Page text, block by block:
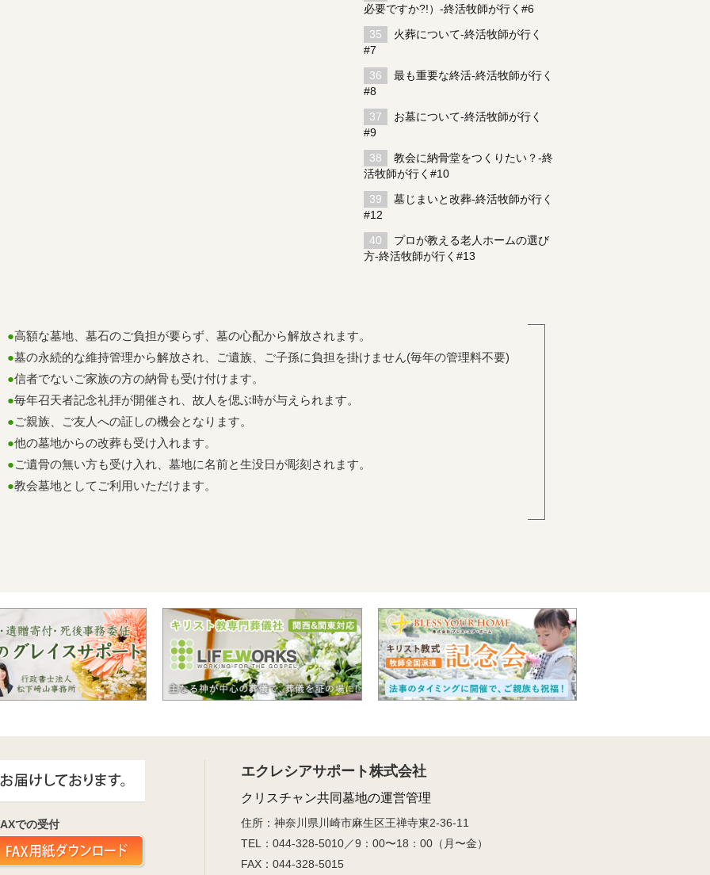
必要ですか?!）-終活牧師が行く#6
火葬について-終活牧師が行く
#7
最も重要な終活-終活牧師が行く
#8
お墓について-終活牧師が行く
#9
教会に納骨堂をつくりたい？-終
活牧師が行く#10
墓じまいと改葬-終活牧師が行く
#12
プロが教える老人ホームの選び
方-終活牧師が行く#13
●高額な墓地、墓石のご負担が要らず、墓の心配から解放されます。
●墓の永続的な維持管理から解放され、ご遺族、ご子孫に負担を掛けません(毎年の管理料不要)
●信者でないご家族の方の納骨も受け付けます。
●毎年召天者記念礼拝が開催され、故人を偲ぶ時が与えられます。
●ご親族、ご友人への証しの機会となります。
●他の墓地からの改葬も受け入れます。
●ご遺骨の無い方も受け入れ、墓地に名前と生没日が彫刻されます。
●教会墓地としてご利用いただけます。
での受付
エクレシアサポート株式会社
クリスチャン共同墓地の運営管理
住所：神奈川県川崎市麻生区王禅寺東2-36-11
TEL：044-328-5010／9：00〜18：00（月〜金）
FAX：044-328-5015